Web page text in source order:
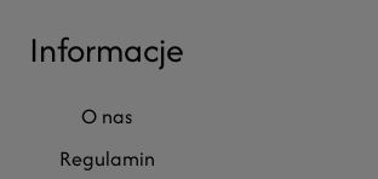
Informacje
o nas
regulamin